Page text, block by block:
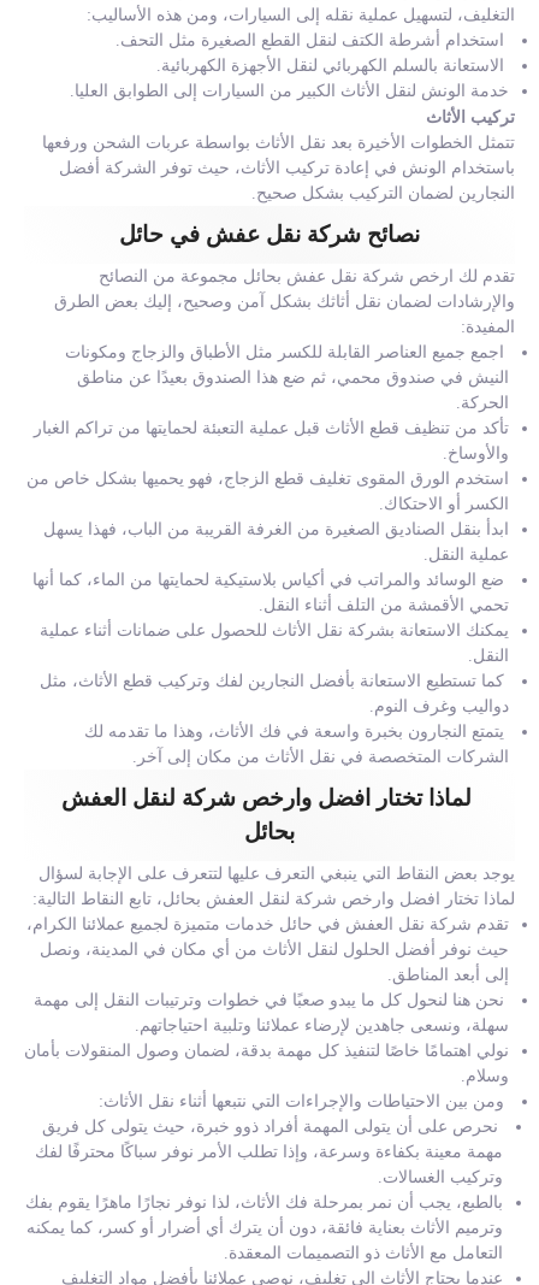
التغليف، لتسهيل عملية نقله إلى السيارات، ومن هذه الأساليب:
استخدام أشرطة الكتف لنقل القطع الصغيرة مثل التحف.
الاستعانة بالسلم الكهربائي لنقل الأجهزة الكهربائية.
خدمة الونش لنقل الأثاث الكبير من السيارات إلى الطوابق العليا.
تركيب الأثاث
تتمثل الخطوات الأخيرة بعد نقل الأثاث بواسطة عربات الشحن ورفعها
باستخدام الونش في إعادة تركيب الأثاث، حيث توفر الشركة أفضل
النجارين لضمان التركيب بشكل صحيح.
نصائح شركة نقل عفش في حائل
تقدم لك ارخص شركة نقل عفش بحائل مجموعة من النصائح
والإرشادات لضمان نقل أثاثك بشكل آمن وصحيح، إليك بعض الطرق
المفيدة:
اجمع جميع العناصر القابلة للكسر مثل الأطباق والزجاج ومكونات
النيش في صندوق محمي، ثم ضع هذا الصندوق بعيدًا عن مناطق
الحركة.
تأكد من تنظيف قطع الأثاث قبل عملية التعبئة لحمايتها من تراكم الغبار
والأوساخ.
استخدم الورق المقوى تغليف قطع الزجاج، فهو يحميها بشكل خاص من
الكسر أو الاحتكاك.
ابدأ بنقل الصناديق الصغيرة من الغرفة القريبة من الباب، فهذا يسهل
عملية النقل.
ضع الوسائد والمراتب في أكياس بلاستيكية لحمايتها من الماء، كما أنها
تحمي الأقمشة من التلف أثناء النقل.
يمكنك الاستعانة بشركة نقل الأثاث للحصول على ضمانات أثناء عملية
النقل.
كما تستطيع الاستعانة بأفضل النجارين لفك وتركيب قطع الأثاث، مثل
دواليب وغرف النوم.
يتمتع النجارون بخبرة واسعة في فك الأثاث، وهذا ما تقدمه لك
الشركات المتخصصة في نقل الأثاث من مكان إلى آخر.
لماذا تختار افضل وارخص شركة لنقل العفش
بحائل
يوجد بعض النقاط التي ينبغي التعرف عليها لتتعرف على الإجابة لسؤال
لماذا تختار افضل وارخص شركة لنقل العفش بحائل، تابع النقاط التالية:
تقدم شركة نقل العفش في حائل خدمات متميزة لجميع عملائنا الكرام،
حيث نوفر أفضل الحلول لنقل الأثاث من أي مكان في المدينة، ونصل
إلى أبعد المناطق.
نحن هنا لنحول كل ما يبدو صعبًا في خطوات وترتيبات النقل إلى مهمة
سهلة، ونسعى جاهدين لإرضاء عملائنا وتلبية احتياجاتهم.
نولي اهتمامًا خاصًا لتنفيذ كل مهمة بدقة، لضمان وصول المنقولات بأمان
وسلام.
ومن بين الاحتياطات والإجراءات التي نتبعها أثناء نقل الأثاث:
نحرص على أن يتولى المهمة أفراد ذوو خبرة، حيث يتولى كل فريق
مهمة معينة بكفاءة وسرعة، وإذا تطلب الأمر نوفر سباكًا محترفًا لفك
وتركيب الغسالات.
بالطبع، يجب أن نمر بمرحلة فك الأثاث، لذا نوفر نجارًا ماهرًا يقوم بفك
وترميم الأثاث بعناية فائقة، دون أن يترك أي أضرار أو كسر، كما يمكنه
التعامل مع الأثاث ذو التصميمات المعقدة.
عندما يحتاج الأثاث إلى تغليف، نوصي عملائنا بأفضل مواد التغليف